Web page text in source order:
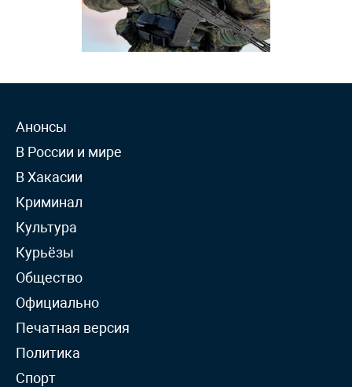
Анонсы
В России и мире
В Хакасии
Криминал
Культура
Курьёзы
Общество
Официально
Печатная версия
Политика
Спорт